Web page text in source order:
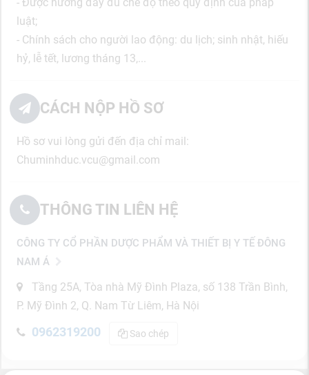
luật;
- Chính sách cho người lao động: du lịch; sinh nhật, hiếu
hỷ, lễ tết, lương tháng 13,...
CÁCH NỘP HỒ SƠ
Hồ sơ vui lòng gửi đến địa chỉ mail:
Chuminhduc.vcu@gmail.com
THÔNG TIN LIÊN HỆ
CÔNG TY CỔ PHẦN DƯỢC PHẨM VÀ THIẾT BỊ Y TẾ ĐÔNG
NAM Á
Tầng 25A, Tòa nhà Mỹ Đình Plaza, số 138 Trần Bình,
P. Mỹ Đình 2, Q. Nam Từ Liêm, Hà Nội
0962319200 Sao chép